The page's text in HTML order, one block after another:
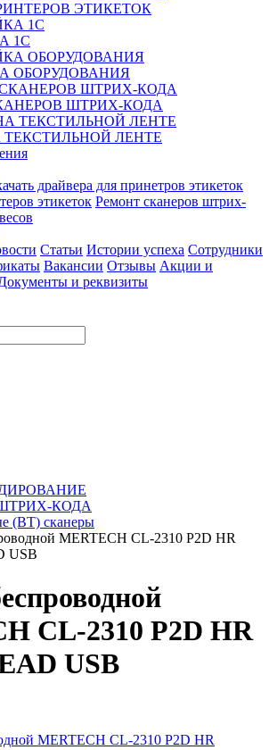
ЭТИКЕТОК
1С
ОБОРУДОВАНИЯ
ШТРИХ-КОДА
ТЕКСТИЛЬНОЙ ЛЕНТЕ
драйвера для принетров этикеток
этикеток Ремонт сканеров штрих-
Статьи Истории успеха Сотрудники
Вакансии Отзывы Акции и
и реквизиты
КОДА
(BT) сканеры
MERTECH CL-2310 P2D HR
USB
CL-2310 P2D HR
USB